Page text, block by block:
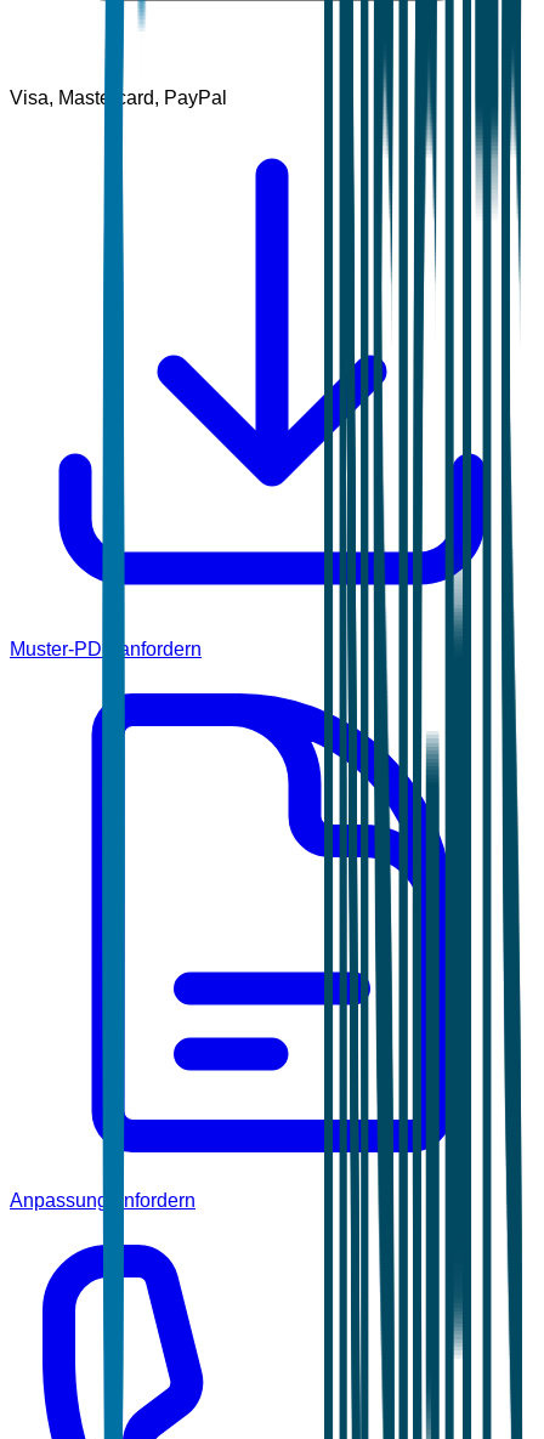
Visa, Mastercard, PayPal
Muster-PDF anfordern
Anpassung anfordern